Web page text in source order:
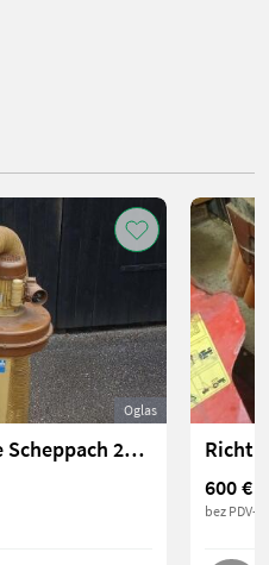
Oglas
Absaugung, Absauganlage Scheppach 220 V
600 €
bez PDV-a